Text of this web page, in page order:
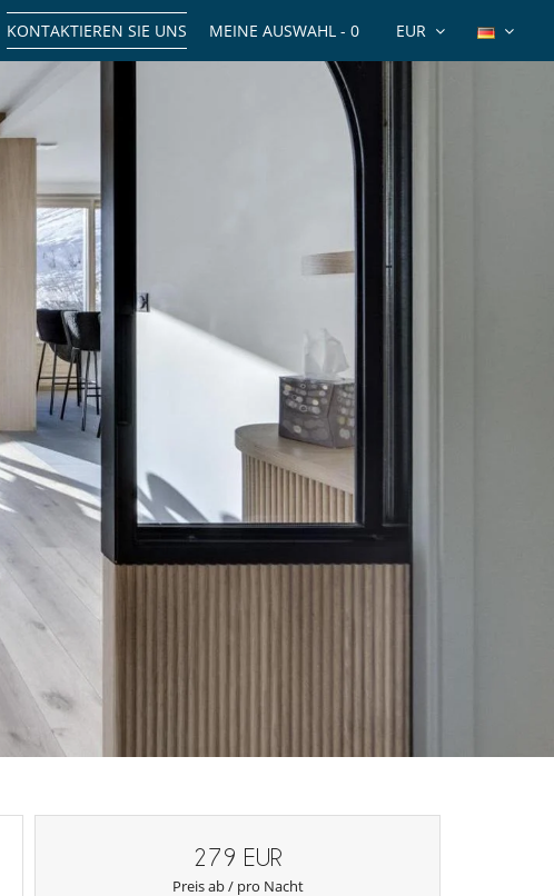
EUR
MEINE AUSWAHL - 0
KONTAKTIEREN SIE UNS
279 EUR
Preis ab / pro Nacht